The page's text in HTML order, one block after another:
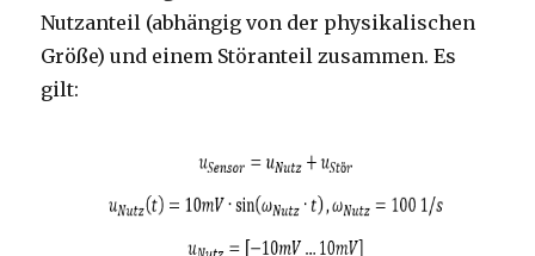
Nutzanteil (abhängig von der physikalischen
Größe) und einem Störanteil zusammen. Es
gilt: